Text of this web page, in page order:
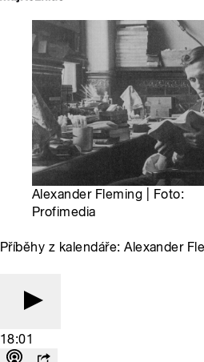
Alexander Fleming | Foto:
Profimedia
Příběhy z kalendáře: Alexander
18:01